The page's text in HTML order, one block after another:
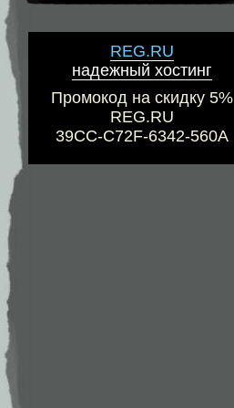
REG.RU
надежный хостинг
Промокод на скидку 5%
REG.RU
39CC-C72F-6342-560A